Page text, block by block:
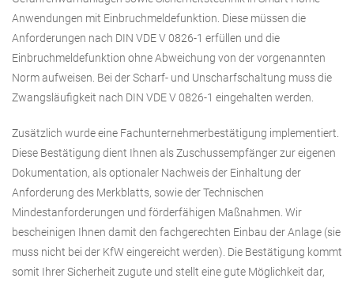
Anwendungen mit Einbruchmeldefunktion. Diese müssen die
Anforderungen nach DIN VDE V 0826-1 erfüllen und die
Einbruchmeldefunktion ohne Abweichung von der vorgenannten
Norm aufweisen. Bei der Scharf- und Unscharfschaltung muss die
Zwangsläufigkeit nach DIN VDE V 0826-1 eingehalten werden.
Zusätzlich wurde eine Fachunternehmerbestätigung implementiert.
Diese Bestätigung dient Ihnen als Zuschussempfänger zur eigenen
Dokumentation, als optionaler Nachweis der Einhaltung der
Anforderung des Merkblatts, sowie der Technischen
Mindestanforderungen und förderfähigen Maßnahmen. Wir
bescheinigen Ihnen damit den fachgerechten Einbau der Anlage (sie
muss nicht bei der KfW eingereicht werden). Die Bestätigung kommt
somit Ihrer Sicherheit zugute und stellt eine gute Möglichkeit dar,